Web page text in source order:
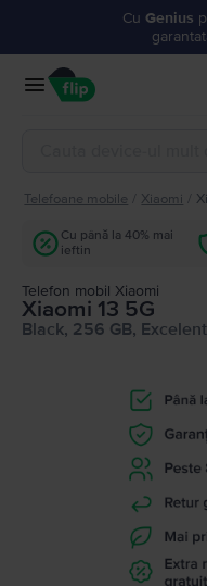
Cu Genius
Telefoane mobile Xiaomi
Cu până la 40% mai
ieftin
Telefon mobil Xiaomi
Xiaomi 13 5G
Black, 256 GB, Excelent